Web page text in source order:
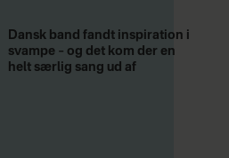
Dansk band fandt inspiration i
svampe – og det kom der en
helt særlig sang ud af